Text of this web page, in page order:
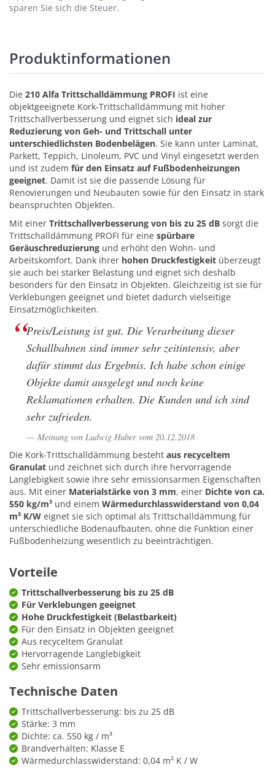
sparen Sie sich die Steuer.
Produktinformationen
Die 210 Alfa Trittschalldämmung PROFI ist eine
objektgeeignete Kork-Trittschalldämmung mit hoher
Trittschallverbesserung und eignet sich ideal zur
Reduzierung von Geh- und Trittschall unter
unterschiedlichsten Bodenbelägen. Sie kann unter Laminat,
Parkett, Teppich, Linoleum, PVC und Vinyl eingesetzt werden
und ist zudem für den Einsatz auf Fußbodenheizungen
geeignet. Damit ist sie die passende Lösung für
Renovierungen und Neubauten sowie für den Einsatz in stark
beanspruchten Objekten.
Mit einer Trittschallverbesserung von bis zu 25 dB sorgt die
Trittschalldämmung PROFI für eine spürbare
Geräuschreduzierung und erhöht den Wohn- und
Arbeitskomfort. Dank ihrer hohen Druckfestigkeit überzeugt
sie auch bei starker Belastung und eignet sich deshalb
besonders für den Einsatz in Objekten. Gleichzeitig ist sie für
Verklebungen geeignet und bietet dadurch vielseitige
Einsatzmöglichkeiten.
Preis/Leistung ist gut. Die Verarbeitung dieser
Schallbahnen sind immer sehr zeitintensiv, aber
dafür stimmt das Ergebnis. Ich habe schon einige
Objekte damit ausgelegt und noch keine
Reklamationen erhalten. Die Kunden und ich sind
sehr zufrieden.
Meinung von Ludwig Huber vom 20.12.2018
Die Kork-Trittschalldämmung besteht aus recyceltem
Granulat und zeichnet sich durch ihre hervorragende
Langlebigkeit sowie ihre sehr emissionsarmen Eigenschaften
aus. Mit einer Materialstärke von 3 mm, einer Dichte von ca.
550 kg/m³ und einem Wärmedurchlasswiderstand von 0,04
m² K/W eignet sie sich optimal als Trittschalldämmung für
unterschiedliche Bodenaufbauten, ohne die Funktion einer
Fußbodenheizung wesentlich zu beeinträchtigen.
Vorteile
Trittschallverbesserung bis zu 25 dB
Für Verklebungen geeignet
Hohe Druckfestigkeit (Belastbarkeit)
Für den Einsatz in Objekten geeignet
Aus recyceltem Granulat
Hervorragende Langlebigkeit
Sehr emissionsarm
Technische Daten
Trittschallverbesserung: bis zu 25 dB
Stärke: 3 mm
Dichte: ca. 550 kg / m³
Brandverhalten: Klasse E
Wärmedurchlasswiderstand: 0,04 m² K / W